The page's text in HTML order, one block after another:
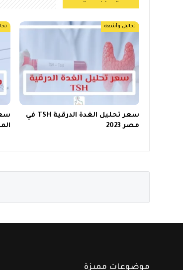
تحاليل وأشعة
سعر تحليل الغدة الدرقية TSH في
مصر 2023
موضوعات مميزة